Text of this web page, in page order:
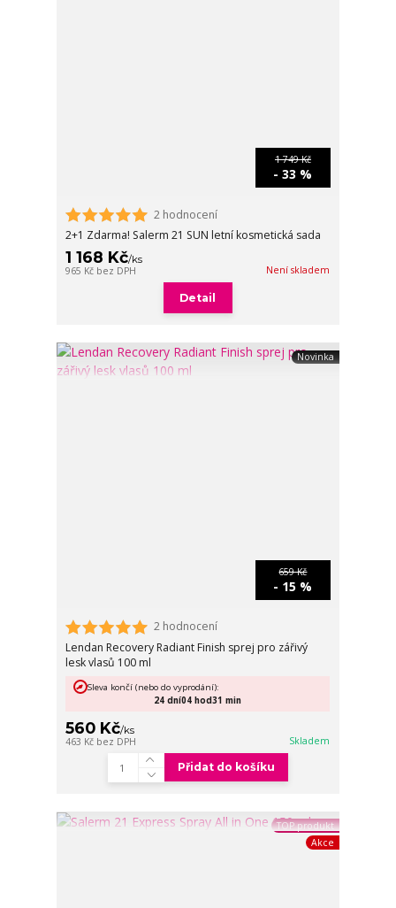
1 749 Kč
- 33 %
2 hodnocení
2+1 Zdarma! Salerm 21 SUN letní kosmetická sada
1 168 Kč/ks
965 Kč bez DPH Není skladem
Detail
Novinka
659 Kč
- 15 %
2 hodnocení
Lendan Recovery Radiant Finish sprej pro zářivý
lesk vlasů 100 ml
560 Kč/ks
463 Kč bez DPH Skladem
Sleva končí (nebo do vyprodání):
24 dní04 hod31 min
Přidat do košíku
TOP produkt
Akce